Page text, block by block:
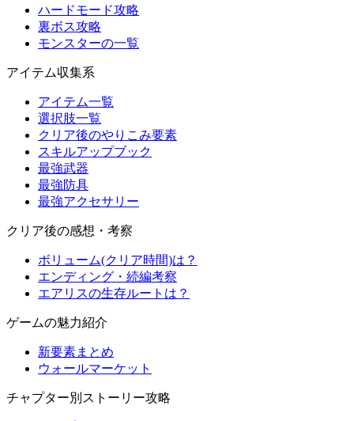
ハードモード攻略
裏ボス攻略
モンスターの一覧
アイテム収集系
アイテム一覧
選択肢一覧
クリア後のやりこみ要素
スキルアップブック
最強武器
最強防具
最強アクセサリー
クリア後の感想・考察
ボリューム(クリア時間)は？
エンディング・続編考察
エアリスの生存ルートは？
ゲームの魅力紹介
新要素まとめ
ウォールマーケット
チャプター別ストーリー攻略